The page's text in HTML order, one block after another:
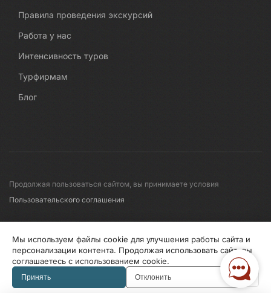
Правила проведения экскурсий
Работа у нас
Интенсивность туров
Турфирмам
Блог
Продолжая пользоваться сайтом, вы принимаете условия
Пользовательского соглашения
© 2008-2026 Первые линии
Информация по исп. cookies Правила обработки перс.данных
Мы используем файлы cookie для улучшения работы сайта и
персонализации контента. Продолжая использовать сайт, вы
соглашаетесь с использованием cookie.
Принять Отклонить